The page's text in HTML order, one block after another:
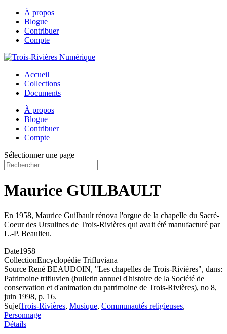
À propos
Blogue
Contribuer
Compte
Accueil
Collections
Documents
À propos
Blogue
Contribuer
Compte
Sélectionner une page
Maurice GUILBAULT
En 1958, Maurice Guilbault rénova l'orgue de la chapelle du Sacré-
Coeur des Ursulines de Trois-Rivières qui avait été manufacturé par
L.-P. Beaulieu.
Date1958
CollectionEncyclopédie Trifluviana
Source René BEAUDOIN, "Les chapelles de Trois-Rivières", dans:
Patrimoine trifluvien (bulletin annuel d'histoire de la Société de
conservation et d'animation du patrimoine de Trois-Rivières), no 8,
juin 1998, p. 16.
SujetTrois-Rivières, Musique, Communautés religieuses,
Personnage
Détails